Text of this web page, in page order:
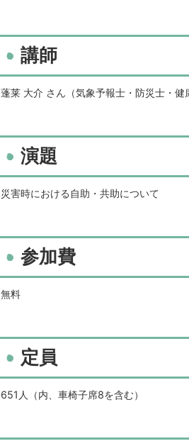
講師
蓬莱 大介 さん（気象予報士・防災士・健
演題
災害時における自助・共助について
参加費
無料
定員
651人（内、車椅子席8を含む）